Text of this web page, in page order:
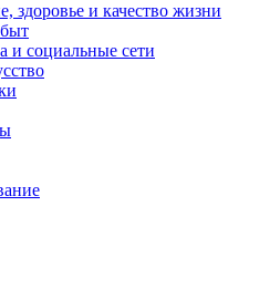
здоровье и качество жизни
и социальные сети